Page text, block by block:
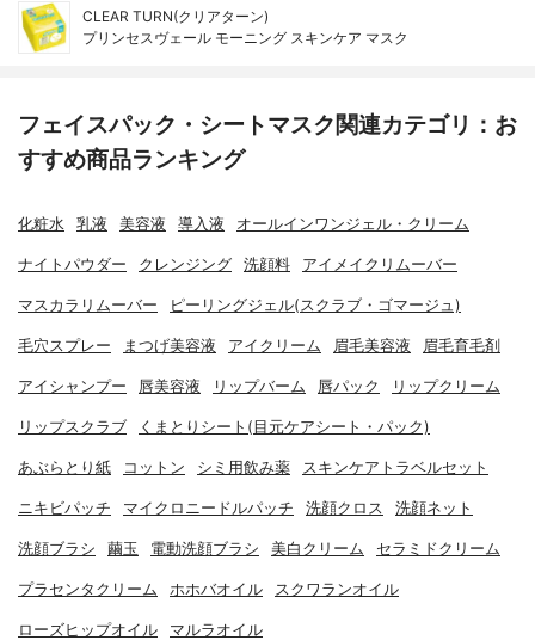
CLEAR TURN(クリアターン)
プリンセスヴェール モーニング スキンケア マスク
フェイスパック・シートマスク関連カテゴリ：お
すすめ商品ランキング
化粧水 乳液 美容液 導入液 オールインワンジェル・クリーム
ナイトパウダー クレンジング 洗顔料 アイメイクリムーバー
マスカラリムーバー ピーリングジェル(スクラブ・ゴマージュ)
毛穴スプレー まつげ美容液 アイクリーム 眉毛美容液 眉毛育毛剤
アイシャンプー 唇美容液 リップバーム 唇パック リップクリーム
リップスクラブ くまとりシート(目元ケアシート・パック)
あぶらとり紙 コットン シミ用飲み薬 スキンケアトラベルセット
ニキビパッチ マイクロニードルパッチ 洗顔クロス 洗顔ネット
洗顔ブラシ 繭玉 電動洗顔ブラシ 美白クリーム セラミドクリーム
プラセンタクリーム ホホバオイル スクワランオイル
ローズヒップオイル マルラオイル